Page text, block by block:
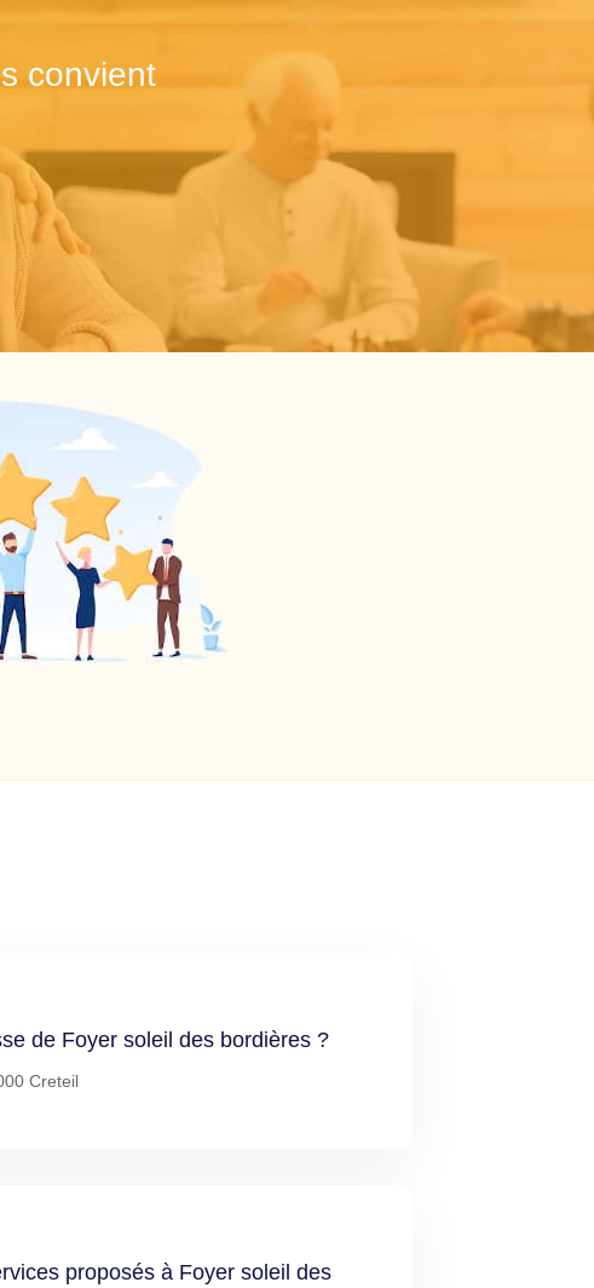
convient
de Foyer soleil des bordières ?
Creteil
proposés à Foyer soleil des